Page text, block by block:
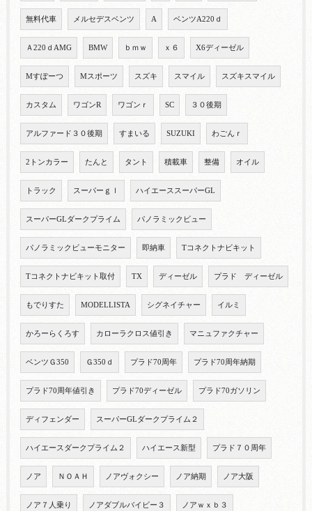
無料代車 メルセデスベンツ A ベンツA220ｄ
Ａ220ｄAMG BMW ｂｍｗ ｘ６ X6ディーゼル
Mすぽーつ Mスポーツ スズキ スマイル スズキスマイル
カスタム ワゴンR ワゴンｒ SC ３０後期
アルファード３０後期 すまいる SUZUKI わごんｒ
2トンカラー たんと タント 積載車 整備 オイル
トラック スーパーｇｌ ハイエーススーパーGL
スーパーGLダークプライム パノラミックビュー
パノラミックビューモニター 即納車 Tコネクトナビキット
Tコネクトナビキット取付 TX ディーゼル プラド ディーゼル
もでりすた MODELLISTA シグネイチャー イルミ
かろーらくろす カローラクロス値引き マニュファクチャー
ベンツＧ350 Ｇ350ｄ プラド70周年 プラド70周年納期
プラド70周年値引き プラド70ディーゼル プラド70ガソリン
ディフェンダー スーパーGLダークプライム２
ハイエースダークプライム２ ハイエース新型 プラド７０周年
ノア ＮＯＡＨ ノアヴォクシー ノア納期 ノア大阪
ノア７人乗り ノアダブルバイビー３ ノアｗｘｂ３